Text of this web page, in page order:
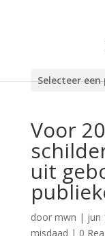
Selecteer
Voor
uit
door mwn | jun
misdaad | 0